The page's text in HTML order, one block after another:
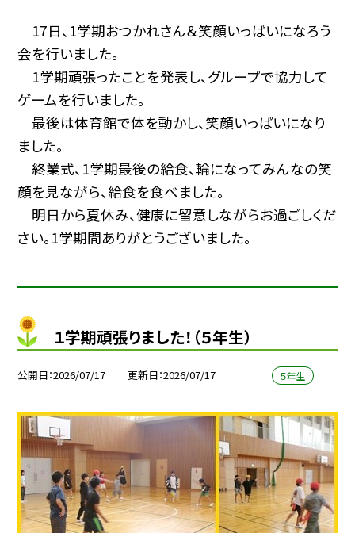
17日、1学期おつかれさん＆笑顔いっぱいになろう
会を行いました。
1学期頑張ったことを発表し、グループで協力して
ゲームを行いました。
最後は体育館で体を動かし、笑顔いっぱいになり
ました。
終業式、1学期最後の給食、輪になってみんなの笑
顔を見ながら、給食を食べました。
明日から夏休み、健康に留意しながらお過ごしくだ
さい。1学期間ありがとうございました。
１学期頑張りました！（５年生）
公開日 2026/07/17 更新日 2026/07/17 ５年生